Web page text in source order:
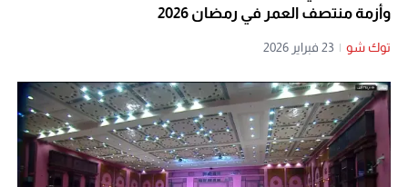
وأزمة منتصف العمر في رمضان 2026
توك شو | 23 فبراير 2026